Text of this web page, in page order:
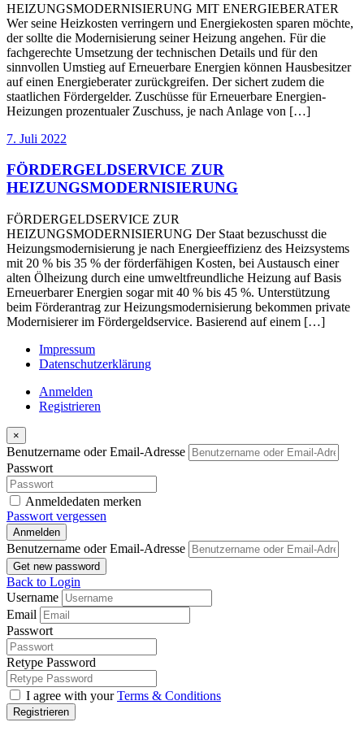
HEIZUNGSMODERNISIERUNG MIT ENERGIEBERATER
Wer seine Heizkosten verringern und Energiekosten sparen möchte,
der sollte die Modernisierung seiner Heizung angehen. Für die
fachgerechte Umsetzung der technischen Details und für den
sinnvollen Umstieg auf Erneuerbare Energien können Hausbesitzer
auf einen Energieberater zurückgreifen. Der sichert zudem die
staatlichen Fördergelder. Zuschüsse für Erneuerbare Energien-
Heizungen prozentualer Zuschuss, je nach Anlage von […]
7. Juli 2022
FÖRDERGELDSERVICE ZUR
HEIZUNGSMODERNISIERUNG
FÖRDERGELDSERVICE ZUR
HEIZUNGSMODERNISIERUNG Der Staat bezuschusst die
Heizungsmodernisierung je nach Energieeffizienz des Heizsystems
mit 20 % bis 35 % der förderfähigen Kosten, bei Austausch einer
alten Ölheizung durch eine umweltfreundliche Heizung auf Basis
Erneuerbarer Energien sogar mit 40 % bis 45 %. Unterstützung
beim Förderantrag zur Heizungsmodernisierung bekommen private
Modernisierer im Fördergeldservice. Basierend auf einem […]
Impressum
Datenschutzerklärung
Anmelden
Registrieren
×
Benutzername oder Email-Adresse
Passwort
Anmeldedaten merken
Passwort vergessen
Anmelden
Benutzername oder Email-Adresse
Get new password
Back to Login
Username
Email
Passwort
Retype Password
I agree with yourTerms & Conditions
Registrieren